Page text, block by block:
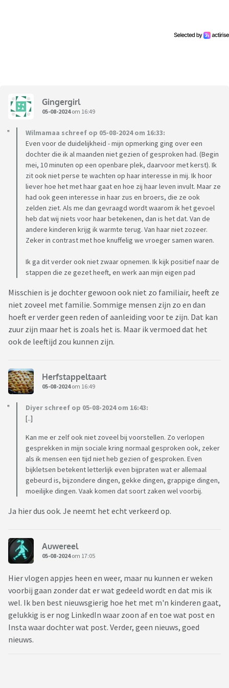
verwachtingen temperen. Verwachtingen over de
Ik vind dit best logisch klinken en ik probeer het ook zo te
contact voor zin, als je maar zo weinig betrokkenheid bij
elkaar ‘mag’ hebben? Bovendien: als ik weinig contact zoek
met mijn kinderen voel ik me daar óók schuldig over. Bang
dat ik te weinig betrokkenheid toon. Maar als ik wel contact
zoek, voelt het alsof ik me aan hen opdring. Kortom, heel
veel spanning.
Daarom denk ik vaak serieus: zou het voor mijn kinderen een
enorme opluchting zijn, als ze bevrijd worden van de sociale
verplichting om contact met mij te houden? En zou ik me
maar dat doe ik nu ook al.
Hoe is dit voor andere ouders? Herkennen jullie er iets in?
Gingergirl
05-08-2024om 16:49
Wilmamaa schreef op 05-08-2024 om 16:33:
Even voor de duidelijkheid - mijn opmerking ging over een
dochter die ik al maanden niet gezien of gesproken had. (Begin
mei, 10 minuten op een openbare plek, daarvoor met kerst). Ik
zit ook niet perse te wachten op haar interesse in mij. Ik hoor
liever hoe het met haar gaat en hoe zij haar leven invult. Maar ze
had ook geen interesse in haar zus en broers, die ze ook
zelden ziet. Als me dan gevraagd wordt waarom ik het gevoel
heb dat wij niets voor haar betekenen, dan is het dat. Van de
andere kinderen krijg ik warmte terug. Van haar niet zozeer.
Zeker in contrast met hoe knuffelig we vroeger samen waren.
Ik ga dit verder ook niet zwaar opnemen. Ik kijk positief naar de
stappen die ze gezet heeft, en werk aan mijn eigen pad
Misschien is je dochter gewoon ook niet zo familiair, heeft ze
niet zoveel met familie. Sommige mensen zijn zo en dan
hoeft er verder geen reden of aanleiding voor te zijn. Dat kan
zuur zijn maar het is zoals het is. Maar ik vermoed dat het
ook de leeftijd zou kunnen zijn.
Herfstappeltaart
05-08-2024om 16:49
Diyer schreef op 05-08-2024 om 16:43:
[..]
Kan me er zelf ook niet zoveel bij voorstellen. Zo verlopen
gesprekken in mijn sociale kring normaal gesproken ook, zeker
als ik mensen een tijd niet heb gezien of gesproken. Even
bijkletsen betekent letterlijk even bijpraten wat er allemaal
gebeurd is, bijzondere dingen, gekke dingen, grappige dingen,
moeilijke dingen. Vaak komen dat soort zaken wel voorbij.
Ja hier dus ook. Je neemt het echt verkeerd op.
Auwereel
05-08-2024om 17:05
Hier vlogen appjes heen en weer, maar nu kunnen er weken
voorbij gaan zonder dat er wat gedeeld wordt en dat mis ik
wel. Ik ben best nieuwsgierig hoe het met m'n kinderen gaat,
gelukkig is er nog LinkedIn waar zoon af en toe wat post en
Insta waar dochter wat post. Verder, geen nieuws, goed
nieuws.